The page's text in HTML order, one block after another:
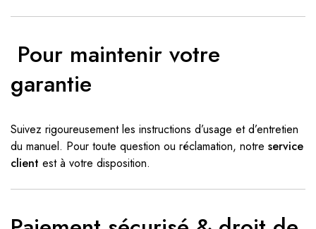
Pour maintenir votre
garantie
Suivez rigoureusement les instructions d’usage et d’entretien
du manuel. Pour toute question ou réclamation, notre service
client est à votre disposition.